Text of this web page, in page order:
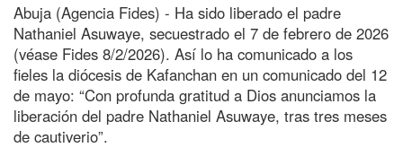
Abuja (Agencia Fides) - Ha sido liberado el padre
Nathaniel Asuwaye, secuestrado el 7 de febrero de 2026
(véase Fides 8/2/2026). Así lo ha comunicado a los
fieles la diócesis de Kafanchan en un comunicado del 12
de mayo: “Con profunda gratitud a Dios anunciamos la
liberación del padre Nathaniel Asuwaye, tras tres meses
de cautiverio”.